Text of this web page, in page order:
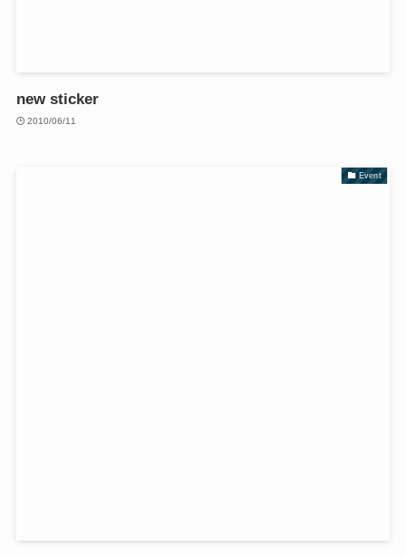
new sticker
2010/06/11
Event